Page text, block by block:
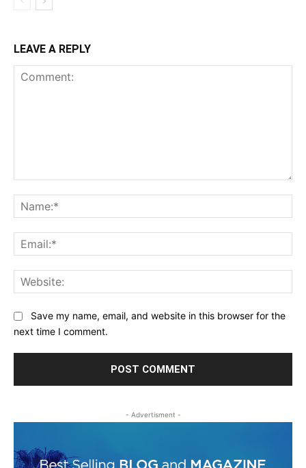
LEAVE A REPLY
Save my name, email, and website in this browser for the
next time I comment.
- Advertisment -